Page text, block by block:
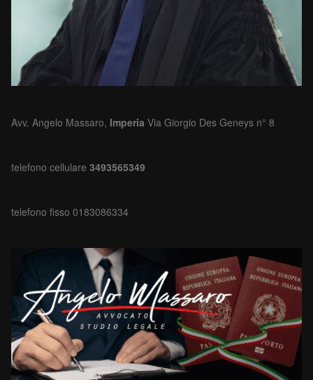
Avv. Angelo Massaro, Imperia Via Giorgio Des Geneys n° 8
telefono cellulare 3493565349
telefono fisso 0183086334